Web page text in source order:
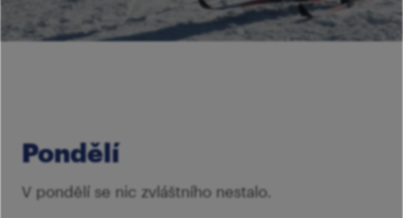
Pondělí
V pondělí se nic zvláštního nestalo.